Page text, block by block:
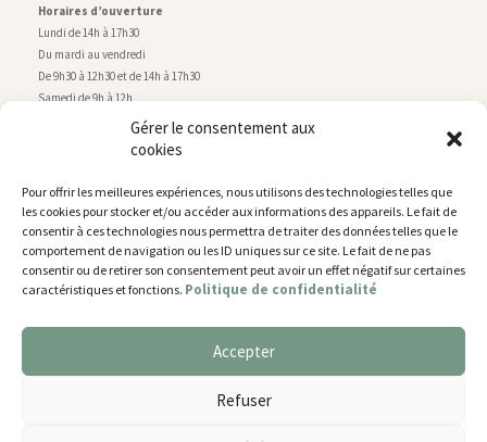
Gérer le consentement aux
cookies
Pour offrir les meilleures expériences, nous utilisons des technologies telles que
les cookies pour stocker et/ou accéder aux informations des appareils. Le fait de
consentir à ces technologies nous permettra de traiter des données telles que le
comportement de navigation ou les ID uniques sur ce site. Le fait de ne pas
consentir ou de retirer son consentement peut avoir un effet négatif sur certaines
caractéristiques et fonctions. Politique de confidentialité
Accepter
Refuser
Horaires d’ouverture
Lundi de 14h à 17h30
Du mardi au vendredi
De 9h30 à 12h30 et de 14h à 17h30
Samedi de 9h à 12h
Service technique
rue de Montry–77700 Chessy
Tél. 01 60 43 52 63
Horaires d’ouverture
Lundi, mardi et jeudi
De 9h à 11h45 et de 14h30 à 17h30
Nous utilisons des cookies pour vous offrir la meilleure
You can find out more about which cookies we are using or